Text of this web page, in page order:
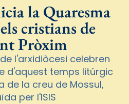
la Quaresma
cristians de
Pròxim
l'arxidiòcesi celebren
d'aquest temps litúrgic
de la creu de Mossul,
per l'ISIS